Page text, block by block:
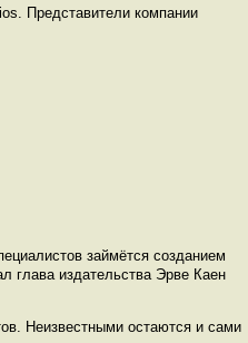
Представители компании
займётся созданием
глава издательства Эрве Каен
Неизвестными остаются и сами